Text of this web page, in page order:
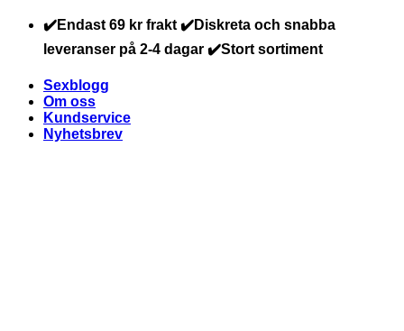
Skip
content
✔️Endast 69 kr frakt ✔️Diskreta och snabba
leveranser på 2-4 dagar ✔️Stort sortiment
Sexblogg
Om oss
Kundservice
Nyhetsbrev